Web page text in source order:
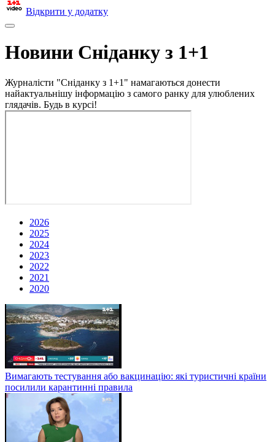
Відкрити у додатку
Новини Сніданку з 1+1
Журналісти "Сніданку з 1+1" намагаються донести
найактуальнішу інформацію з самого ранку для улюблених
глядачів. Будь в курсі!
2026
2025
2024
2023
2022
2021
2020
Вимагають тестування або вакцинацію: які туристичні країни
посилили карантинні правила